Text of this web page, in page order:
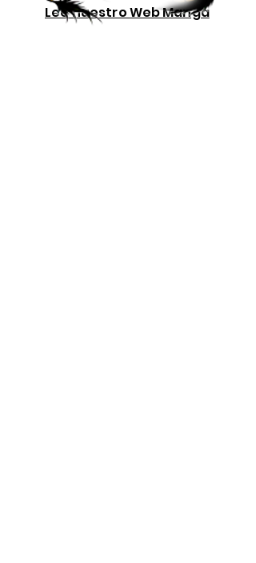
Lee nuestroWeb Manga